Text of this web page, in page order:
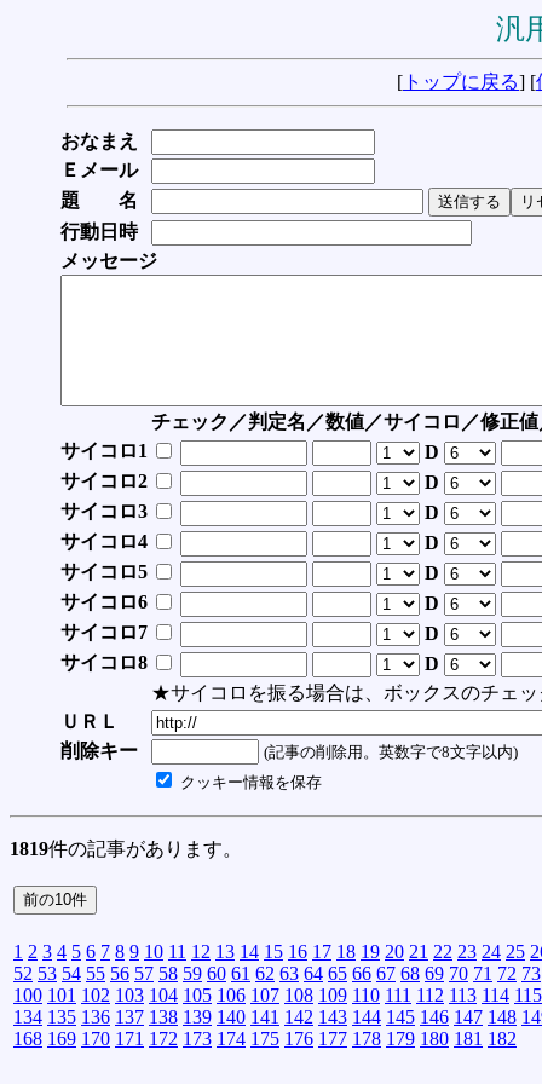
汎
[ トップに戻る] [
おなまえ
Ｅメール
題 名
行動日時
メッセージ
チェック／判定名／数値／サイコロ／修正
サイコロ1
D
サイコロ2
D
サイコロ3
D
サイコロ4
D
サイコロ5
D
サイコロ6
D
サイコロ7
D
サイコロ8
D
★サイコロを振る場合は、ボックスのチェッ
ＵＲＬ
削除キー
(記事の削除用。英数字で8文字以内)
クッキー情報を保存
1819件の記事があります。
1 2 3 4 5 6 7 8 9 10 11 12 13 14 15 16 17 18 19 20 21 22 23 24 25
52 53 54 55 56 57 58 59 60 61 62 63 64 65 66 67 68 69 70 71 72 73
100 101 102 103 104 105 106 107 108 109 110 111 112 113 114 115
134 135 136 137 138 139 140 141 142 143 144 145 146 147 148
168 169 170 171 172 173 174 175 176 177 178 179 180 181 182